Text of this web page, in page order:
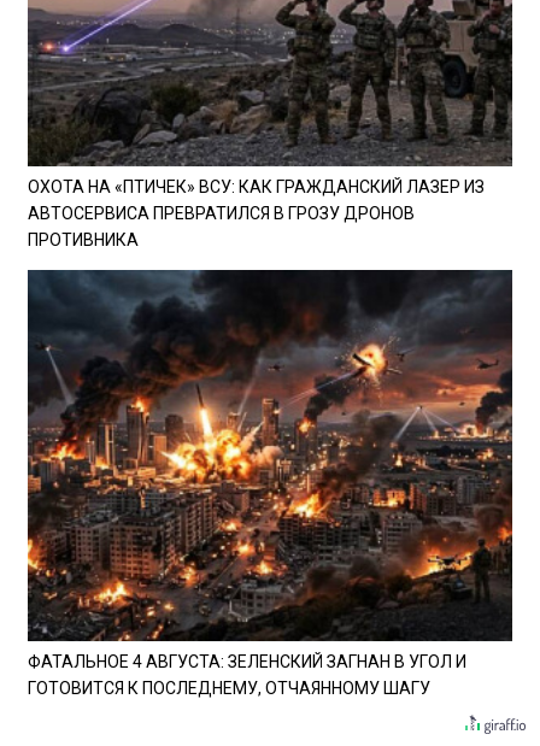
ОХОТА НА «ПТИЧЕК» ВСУ: КАК ГРАЖДАНСКИЙ ЛАЗЕР ИЗ
АВТОСЕРВИСА ПРЕВРАТИЛСЯ В ГРОЗУ ДРОНОВ
ПРОТИВНИКА
ФАТАЛЬНОЕ 4 АВГУСТА: ЗЕЛЕНСКИЙ ЗАГНАН В УГОЛ И
ГОТОВИТСЯ К ПОСЛЕДНЕМУ, ОТЧАЯННОМУ ШАГУ